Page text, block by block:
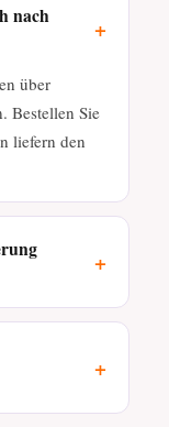
nach
+
über
Bestellen Sie
liefern den
+
+